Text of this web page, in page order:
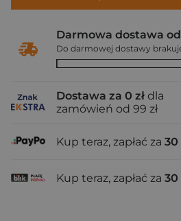
Darmowa dostawa od
Do darmowej dostawy
Dostawa za 0 zł dla
zamówień od 99 zł
Kup teraz, zapłać za 30
Kup teraz, zapłać za 30